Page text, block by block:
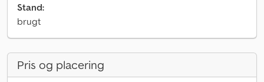
Stand:
brugt
Pris og placering